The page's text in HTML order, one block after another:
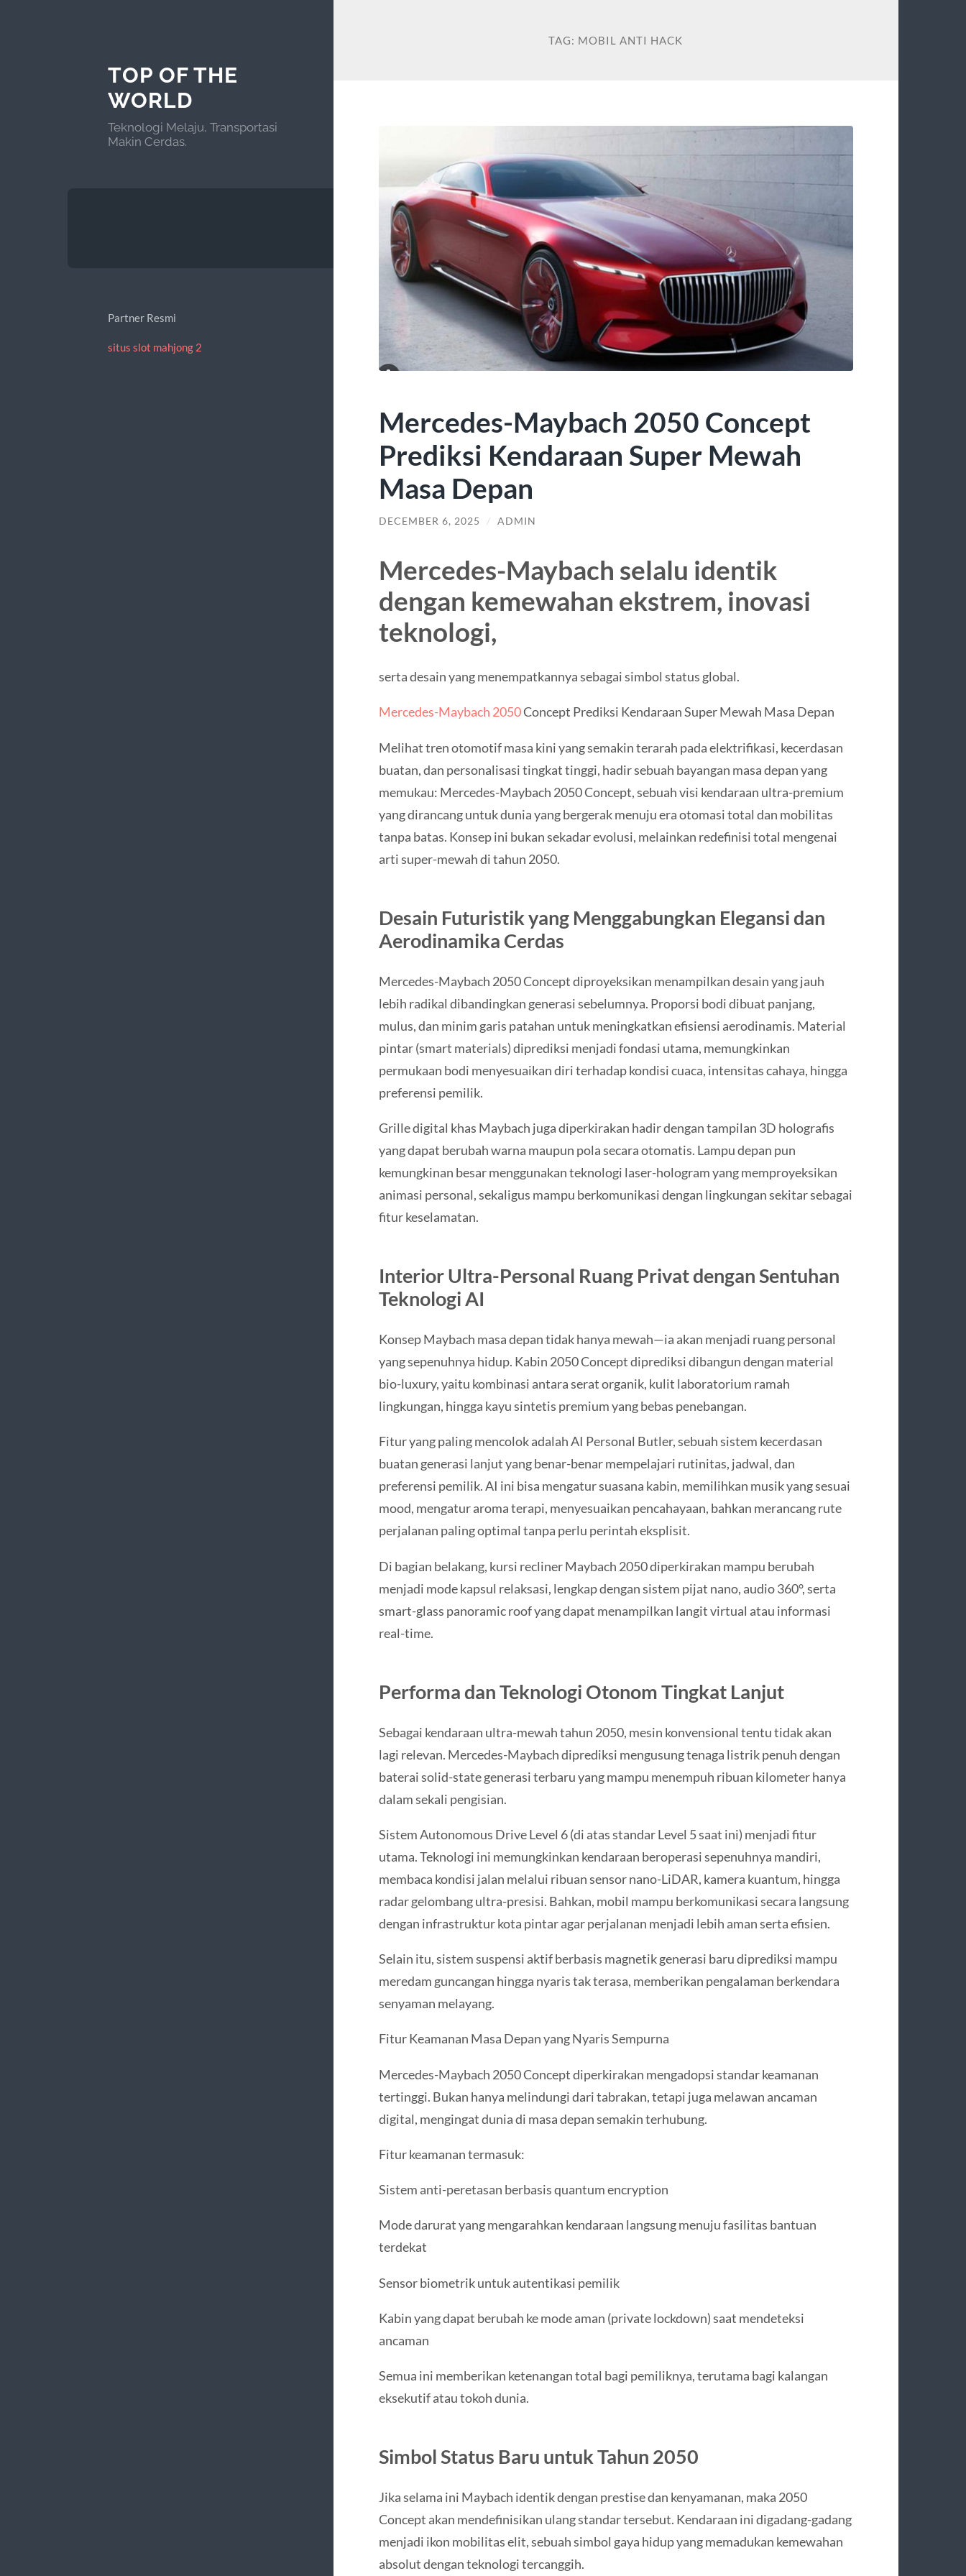
TOP OF THE
WORLD
Teknologi Melaju, Transportasi
Makin Cerdas.
Partner Resmi
situs slot mahjong 2
TAG: MOBIL ANTI HACK
Mercedes-Maybach 2050 Concept
Prediksi Kendaraan Super Mewah
Masa Depan
DECEMBER 6, 2025 / ADMIN
Mercedes-Maybach selalu identik
dengan kemewahan ekstrem, inovasi
teknologi,
serta desain yang menempatkannya sebagai simbol status global.
Mercedes-Maybach 2050Concept Prediksi Kendaraan Super Mewah Masa Depan
Melihat tren otomotif masa kini yang semakin terarah pada elektrifikasi, kecerdasan
buatan, dan personalisasi tingkat tinggi, hadir sebuah bayangan masa depan yang
memukau: Mercedes-Maybach 2050 Concept, sebuah visi kendaraan ultra-premium
yang dirancang untuk dunia yang bergerak menuju era otomasi total dan mobilitas
tanpa batas. Konsep ini bukan sekadar evolusi, melainkan redefinisi total mengenai
arti super-mewah di tahun 2050.
Desain Futuristik yang Menggabungkan Elegansi dan
Aerodinamika Cerdas
Mercedes-Maybach 2050 Concept diproyeksikan menampilkan desain yang jauh
lebih radikal dibandingkan generasi sebelumnya. Proporsi bodi dibuat panjang,
mulus, dan minim garis patahan untuk meningkatkan efisiensi aerodinamis. Material
pintar (smart materials) diprediksi menjadi fondasi utama, memungkinkan
permukaan bodi menyesuaikan diri terhadap kondisi cuaca, intensitas cahaya, hingga
preferensi pemilik.
Grille digital khas Maybach juga diperkirakan hadir dengan tampilan 3D holografis
yang dapat berubah warna maupun pola secara otomatis. Lampu depan pun
kemungkinan besar menggunakan teknologi laser-hologram yang memproyeksikan
animasi personal, sekaligus mampu berkomunikasi dengan lingkungan sekitar sebagai
fitur keselamatan.
Interior Ultra-Personal Ruang Privat dengan Sentuhan
Teknologi AI
Konsep Maybach masa depan tidak hanya mewah—ia akan menjadi ruang personal
yang sepenuhnya hidup. Kabin 2050 Concept diprediksi dibangun dengan material
bio-luxury, yaitu kombinasi antara serat organik, kulit laboratorium ramah
lingkungan, hingga kayu sintetis premium yang bebas penebangan.
Fitur yang paling mencolok adalah AI Personal Butler, sebuah sistem kecerdasan
buatan generasi lanjut yang benar-benar mempelajari rutinitas, jadwal, dan
preferensi pemilik. AI ini bisa mengatur suasana kabin, memilihkan musik yang sesuai
mood, mengatur aroma terapi, menyesuaikan pencahayaan, bahkan merancang rute
perjalanan paling optimal tanpa perlu perintah eksplisit.
Di bagian belakang, kursi recliner Maybach 2050 diperkirakan mampu berubah
menjadi mode kapsul relaksasi, lengkap dengan sistem pijat nano, audio 360°, serta
smart-glass panoramic roof yang dapat menampilkan langit virtual atau informasi
real-time.
Performa dan Teknologi Otonom Tingkat Lanjut
Sebagai kendaraan ultra-mewah tahun 2050, mesin konvensional tentu tidak akan
lagi relevan. Mercedes-Maybach diprediksi mengusung tenaga listrik penuh dengan
baterai solid-state generasi terbaru yang mampu menempuh ribuan kilometer hanya
dalam sekali pengisian.
Sistem Autonomous Drive Level 6 (di atas standar Level 5 saat ini) menjadi fitur
utama. Teknologi ini memungkinkan kendaraan beroperasi sepenuhnya mandiri,
membaca kondisi jalan melalui ribuan sensor nano-LiDAR, kamera kuantum, hingga
radar gelombang ultra-presisi. Bahkan, mobil mampu berkomunikasi secara langsung
dengan infrastruktur kota pintar agar perjalanan menjadi lebih aman serta efisien.
Selain itu, sistem suspensi aktif berbasis magnetik generasi baru diprediksi mampu
meredam guncangan hingga nyaris tak terasa, memberikan pengalaman berkendara
senyaman melayang.
Fitur Keamanan Masa Depan yang Nyaris Sempurna
Mercedes-Maybach 2050 Concept diperkirakan mengadopsi standar keamanan
tertinggi. Bukan hanya melindungi dari tabrakan, tetapi juga melawan ancaman
digital, mengingat dunia di masa depan semakin terhubung.
Fitur keamanan termasuk:
Sistem anti-peretasan berbasis quantum encryption
Mode darurat yang mengarahkan kendaraan langsung menuju fasilitas bantuan
terdekat
Sensor biometrik untuk autentikasi pemilik
Kabin yang dapat berubah ke mode aman (private lockdown) saat mendeteksi
ancaman
Semua ini memberikan ketenangan total bagi pemiliknya, terutama bagi kalangan
eksekutif atau tokoh dunia.
Simbol Status Baru untuk Tahun 2050
Jika selama ini Maybach identik dengan prestise dan kenyamanan, maka 2050
Concept akan mendefinisikan ulang standar tersebut. Kendaraan ini digadang-gadang
menjadi ikon mobilitas elit, sebuah simbol gaya hidup yang memadukan kemewahan
absolut dengan teknologi tercanggih.